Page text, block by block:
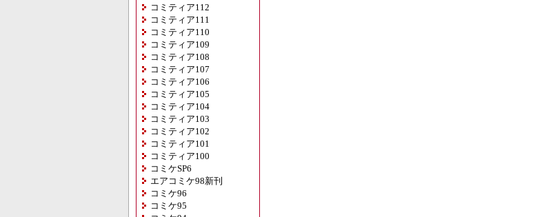
コミティア112
コミティア111
コミティア110
コミティア109
コミティア108
コミティア107
コミティア106
コミティア105
コミティア104
コミティア103
コミティア102
コミティア101
コミティア100
コミケSP6
エアコミケ98新刊
コミケ96
コミケ95